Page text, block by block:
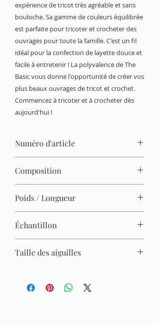
expérience de tricot très agréable et sans
bouloche. Sa gamme de couleurs équilibrée
est parfaite pour tricoter et crocheter des
ouvrages pour toute la famille. C'est un fil
idéal pour la confection de layette douce et
facile à entretenir ! La polyvalence de The
Basic vous donne l'opportunité de créer vos
plus beaux ouvrages de tricot et crochet.
Commencez à tricoter et à crocheter dès
aujourd'hui !
Numéro d'article
Composition
Poids / Longueur
Échantillon
Taille des aiguilles